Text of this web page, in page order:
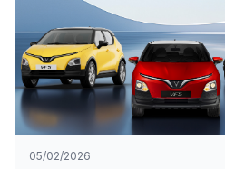
05/02/2026